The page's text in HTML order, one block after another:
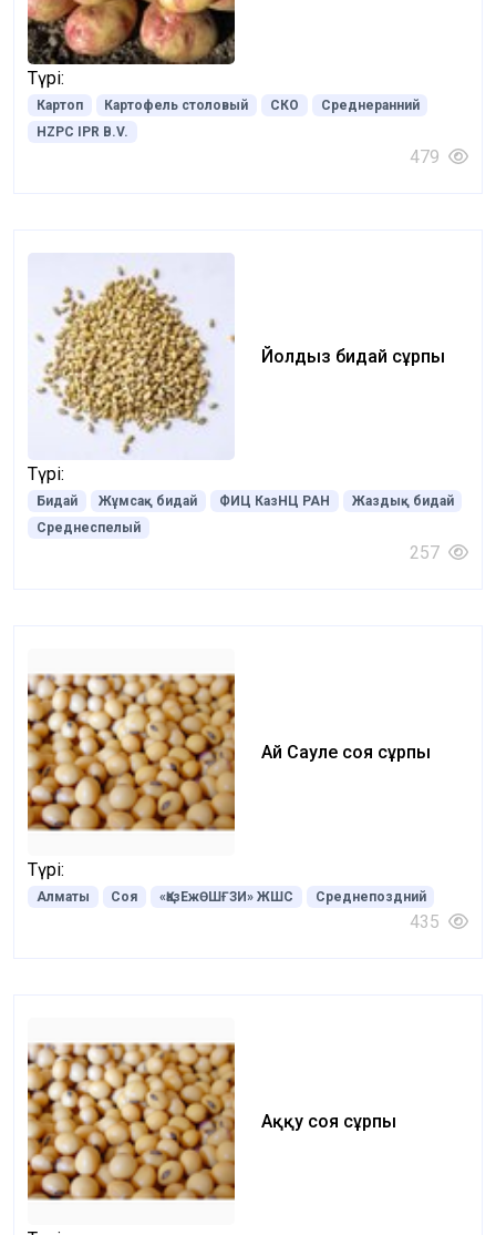
Түрі:
Картоп Картофель столовый СКО
Среднеранний
HZPC IPR B.V.
479
Йолдыз бидай сұрпы
Түрі:
Бидай Жұмсақ бидай ФИЦ КазНЦ РАН
Жаздық бидай
Среднеспелый
257
Ай Сауле соя сұрпы
Түрі:
Алматы Соя «ҚазЕжӨШҒЗИ» ЖШС Среднепоздний
435
Аққу соя сұрпы